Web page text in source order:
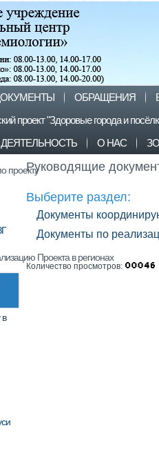
ОБРАЩЕНИЯ
проект "Здоровые города и
О НАС
проекту
Проекта в регионах
Руководящие
Выберите раздел:
Документы
Документы по
Количество просмотров: